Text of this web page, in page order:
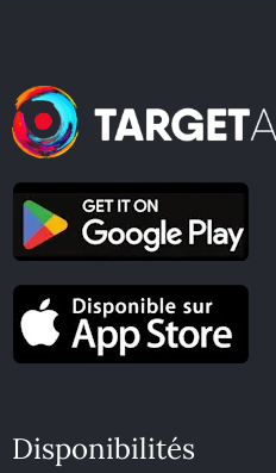
Disponibilités